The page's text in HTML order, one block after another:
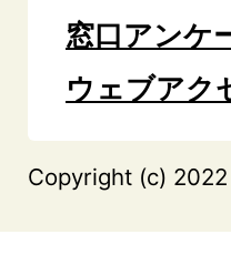
窓口アンケ
ウェブアク
Copyright (c)